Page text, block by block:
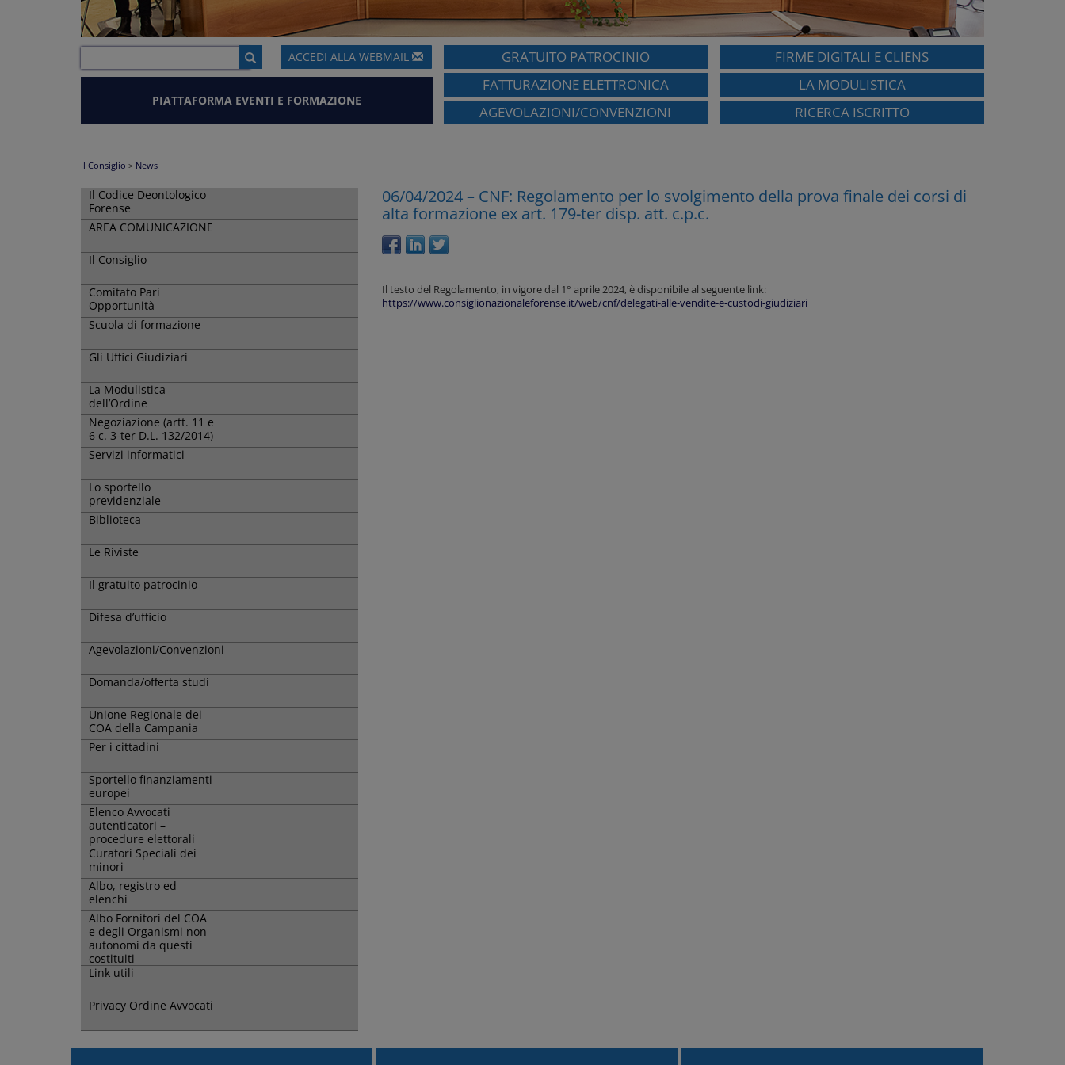
ACCEDI ALLAWEBMAIL
PIATTAFORMA EVENTI E FORMAZIONE
GRATUITO PATROCINIO
FIRME DIGITALI E CLIENS
FATTURAZIONE ELETTRONICA
LA MODULISTICA
AGEVOLAZIONI/CONVENZIONI
RICERCA ISCRITTO
Il Consiglio > News
Il Codice Deontologico
Forense
AREA COMUNICAZIONE
Il Consiglio
Comitato Pari
Opportunità
Scuola di formazione
Gli Uffici Giudiziari
La Modulistica
dell’Ordine
Negoziazione (artt. 11 e
6 c. 3-ter D.L. 132/2014)
Servizi informatici
Lo sportello
previdenziale
Biblioteca
Le Riviste
Il gratuito patrocinio
Difesa d’ufficio
Agevolazioni/Convenzioni
Domanda/offerta studi
Unione Regionale dei
COA della Campania
Per i cittadini
Sportello finanziamenti
europei
Elenco Avvocati
autenticatori –
procedure elettorali
Curatori Speciali dei
minori
Albo, registro ed
elenchi
Albo Fornitori del COA
e degli Organismi non
autonomi da questi
costituiti
Link utili
Privacy Ordine Avvocati
06/04/2024 – CNF: Regolamento per lo svolgimento della prova finale dei corsi di
alta formazione ex art. 179-ter disp. att. c.p.c.
Il testo del Regolamento, in vigore dal 1° aprile 2024, è disponibile al seguente link:
https://www.consiglionazionaleforense.it/web/cnf/delegati-alle-vendite-e-custodi-giudiziari